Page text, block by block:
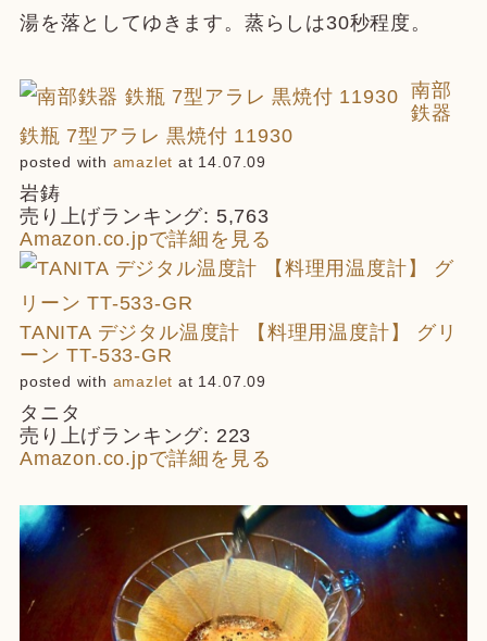
湯を落としてゆきます。蒸らしは30秒程度。
南部
鉄器
鉄瓶 7型アラレ 黒焼付 11930
posted with amazlet at 14.07.09
岩鋳
売り上げランキング: 5,763
Amazon.co.jpで詳細を見る
TANITA デジタル温度計 【料理用温度計】 グリ
ーン TT-533-GR
posted with amazlet at 14.07.09
タニタ
売り上げランキング: 223
Amazon.co.jpで詳細を見る